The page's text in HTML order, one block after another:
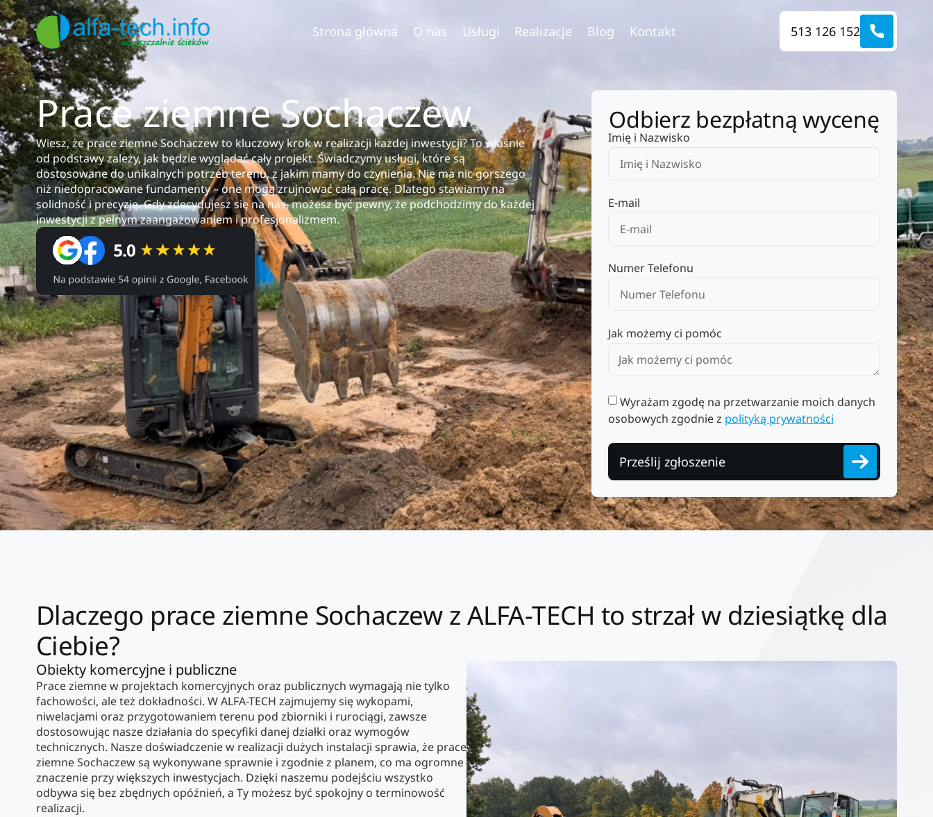
Strona główna O nas Usługi Realizacje Blog Kontakt 513 126 152
Prace ziemne Sochaczew
Wiesz, że prace ziemne Sochaczew to kluczowy krok w realizacji każdej inwestycji? To właśnie
od podstawy zależy, jak będzie wyglądać cały projekt. Świadczymy usługi, które są
dostosowane do unikalnych potrzeb terenu, z jakim mamy do czynienia. Nie ma nic gorszego
niż niedopracowane fundamenty – one mogą zrujnować całą pracę. Dlatego stawiamy na
solidność i precyzję. Gdy zdecydujesz się na nas, możesz być pewny, że podchodzimy do każdej
inwestycji z pełnym zaangażowaniem i profesjonalizmem.
Odbierz bezpłatną wycenę
Imię i Nazwisko
E-mail
Numer Telefonu
Jak możemy ci pomóc
Wyrażam zgodę na przetwarzanie moich danych
osobowych zgodnie z polityką prywatności
Prześlij zgłoszenie
Dlaczego prace ziemne Sochaczew z ALFA-TECH to strzał w dziesiątkę dla
Ciebie?
Obiekty komercyjne i publiczne
Prace ziemne w projektach komercyjnych oraz publicznych wymagają nie tylko
fachowości, ale też dokładności. W ALFA-TECH zajmujemy się wykopami,
niwelacjami oraz przygotowaniem terenu pod zbiorniki i rurociągi, zawsze
dostosowując nasze działania do specyfiki danej działki oraz wymogów
technicznych. Nasze doświadczenie w realizacji dużych instalacji sprawia, że prace
ziemne Sochaczew są wykonywane sprawnie i zgodnie z planem, co ma ogromne
znaczenie przy większych inwestycjach. Dzięki naszemu podejściu wszystko
odbywa się bez zbędnych opóźnień, a Ty możesz być spokojny o terminowość
realizacji.